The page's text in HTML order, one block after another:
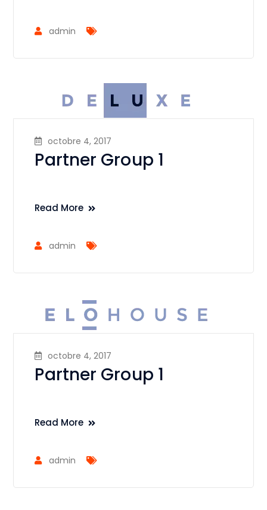
admin
octobre 4, 2017
Partner Group 1
Read More
admin
octobre 4, 2017
Partner Group 1
Read More
admin